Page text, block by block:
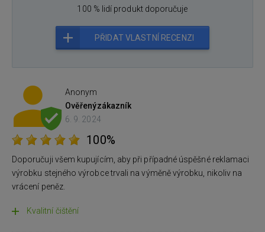
100 % lidí produkt doporučuje
PŘIDAT VLASTNÍ RECENZI
Anonym
Ověřenýzákazník
6. 9. 2024
100%
Doporučuji všem kupujícím, aby při případné úspěšné reklamaci
výrobku stejného výrobce trvali na výměně výrobku, nikoliv na
vrácení peněz.
Kvalitní čištění